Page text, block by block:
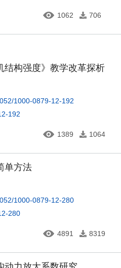
1062 706
结构强度》教学改革探析
1000-0879-12-192
192
1389 1064
单方法
1000-0879-12-280
280
4891 8319